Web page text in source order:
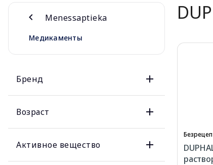
Menessaptieka
Медикаменты
Бренд
Возраст
Активное вещество